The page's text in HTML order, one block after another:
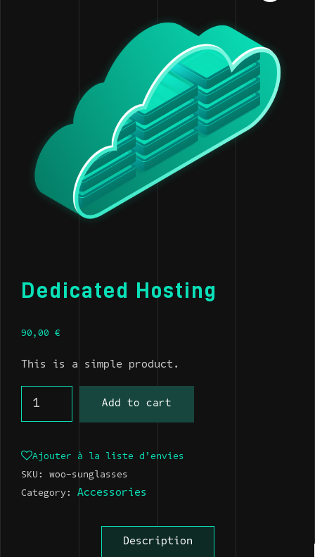
Dedicated Hosting
90,00 €
This is a simple product.
Add to cart
Ajouter à la liste d’envies
SKU: woo-sunglasses
Category: Accessories
Description